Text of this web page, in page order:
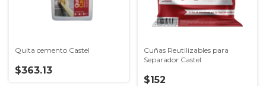
Quita cemento Castel
$363.13
Cuñas Reutilizables para
Separador Castel
$152